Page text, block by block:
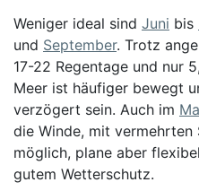
Weniger ideal sind Juni bis
und September. Trotz
17-22 Regentage und nur
Meer ist häufiger bewegt
verzögert sein. Auch im
die Winde, mit vermehrten
möglich, plane aber
gutem Wetterschutz.